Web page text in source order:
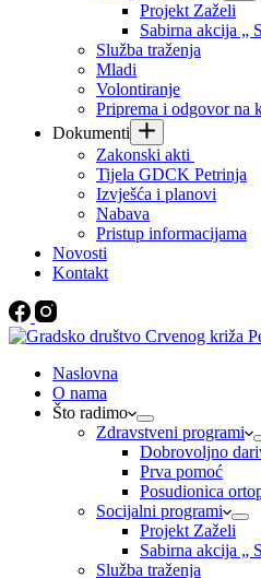
Projekt Zaželi
Sabirna akcija „
Služba traženja
Mladi
Volontiranje
Priprema i odgovor na
Dokumenti
Zakonski akti
Tijela GDCK Petrinja
Izvješća i planovi
Nabava
Pristup informacijama
Novosti
Kontakt
Naslovna
O nama
Što radimo
Zdravstveni programi
Dobrovoljno
Prva pomoć
Posudionica
Socijalni programi
Projekt Zaželi
Sabirna akcija „
Služba traženja